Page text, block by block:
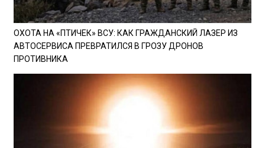
ОХОТА НА «ПТИЧЕК» ВСУ: КАК ГРАЖДАНСКИЙ ЛАЗЕР ИЗ
АВТОСЕРВИСА ПРЕВРАТИЛСЯ В ГРОЗУ ДРОНОВ
ПРОТИВНИКА